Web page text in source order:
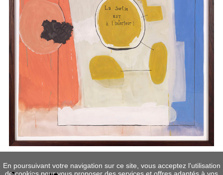
En poursuivant votre navigation sur ce site, vous acceptez l'utilisation